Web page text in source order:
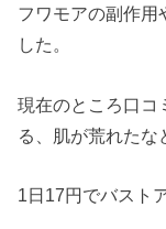
フワモアの副作用
した。
現在のところ口コ
る、肌が荒れたな
1日17円でバスト